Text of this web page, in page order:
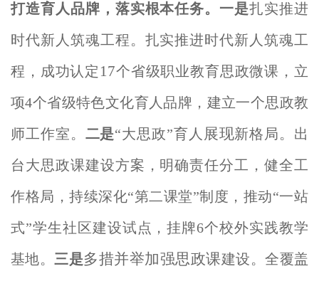
打造育人品牌，落实根本任务。 一是扎实推进
时代新人筑魂工程。扎实推进时代新人筑魂工
程，成功认定 17个省级职业教育思政微课，立
项4个省级特色文化育人品牌，建立一个思政教
师工作室。 二是“大思政”育人 展现新格局。出
台大思政课建设方案，明确责任分工，健全工
作格局，持续深化“第二课堂”制度，推动“一站
式”学生社区建设试点，挂牌6个校外实践教学
基地。 三是多措并举加强思政课建设。全覆盖